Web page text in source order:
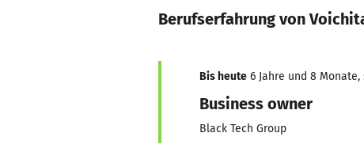
Berufserfahrung von
Bis heute 6 Jahre und 8 Monate,
Business owner
Black Tech Group